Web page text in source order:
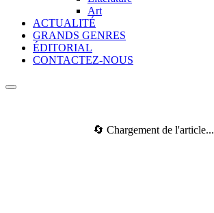
Art
ACTUALITÉ
GRANDS GENRES
ÉDITORIAL
CONTACTEZ-NOUS
🔄 Chargement de l'article...